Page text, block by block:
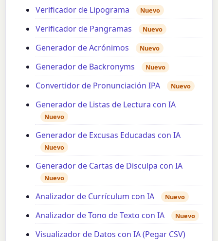
Verificador de Lipograma Nuevo
Verificador de Pangramas Nuevo
Generador de Acrónimos Nuevo
Generador de Backronyms Nuevo
Convertidor de Pronunciación IPA Nuevo
Generador de Listas de Lectura con IA
Nuevo
Generador de Excusas Educadas con IA
Nuevo
Generador de Cartas de Disculpa con IA
Nuevo
Analizador de Currículum con IA Nuevo
Analizador de Tono de Texto con IA Nuevo
Visualizador de Datos con IA (Pegar CSV)